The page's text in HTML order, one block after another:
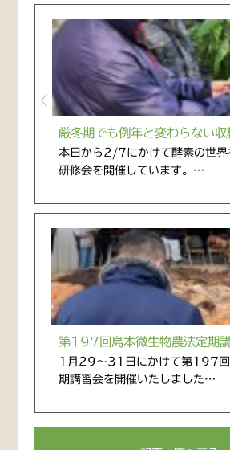
厳冬期でも例年と変わらない収
本日から2/7にかけて酵素の世界
研修会を開催しています。…
第197回島本微生物農法定期
1月29〜31日にかけて第197回
期講習会を開催いたしました…